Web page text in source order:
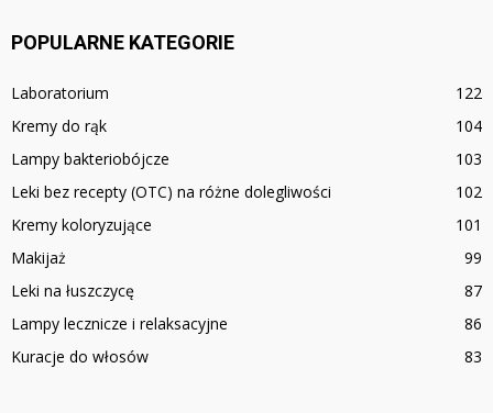
POPULARNE KATEGORIE
Laboratorium
122
Kremy do rąk
104
Lampy bakteriobójcze
103
Leki bez recepty (OTC) na różne dolegliwości
102
Kremy koloryzujące
101
Makijaż
99
Leki na łuszczycę
87
Lampy lecznicze i relaksacyjne
86
Kuracje do włosów
83